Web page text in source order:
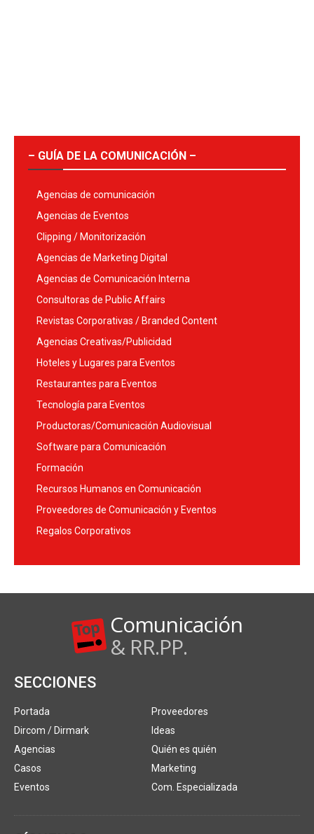
– GUÍA DE LA COMUNICACIÓN –
Agencias de comunicación
Agencias de Eventos
Clipping / Monitorización
Agencias de Marketing Digital
Agencias de Comunicación Interna
Consultoras de Public Affairs
Revistas Corporativas / Branded Content
Agencias Creativas/Publicidad
Hoteles y Lugares para Eventos
Restaurantes para Eventos
Tecnología para Eventos
Productoras/Comunicación Audiovisual
Software para Comunicación
Formación
Recursos Humanos en Comunicación
Proveedores de Comunicación y Eventos
Regalos Corporativos
Comunicación
& RR.PP.
SECCIONES
Portada
Dircom / Dirmark
Agencias
Casos
Eventos
Proveedores
Ideas
Quién es quién
Marketing
Com. Especializada